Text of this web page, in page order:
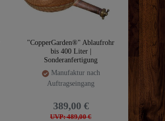
"CopperGarden®" Ablaufrohr
bis 400 Liter |
Sonderanfertigung
Manufaktur nach
Auftragseingang
UVP: 489,00 €
389,00 €